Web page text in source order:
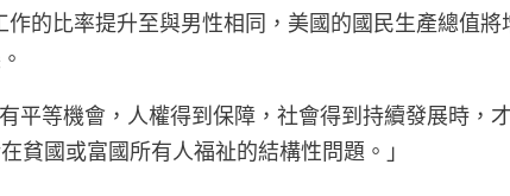
的比率提升至與男性相同，美國的國民生產總值
平等機會，人權得到保障，社會得到持續發展時
貧國或富國所有人福祉的結構性問題。」